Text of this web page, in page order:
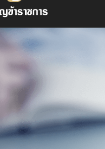
กิจกรรม
กบข.